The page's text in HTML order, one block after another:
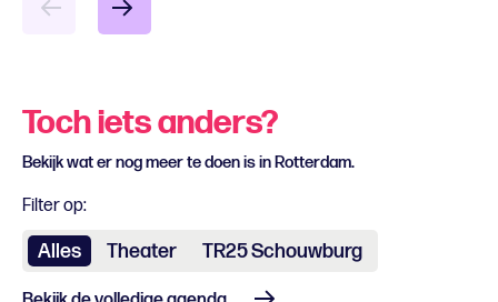
Toch iets anders?
Bekijk wat er nog meer te doen is in Rotterdam.
Filter op:
Alles Theater TR25 Schouwburg